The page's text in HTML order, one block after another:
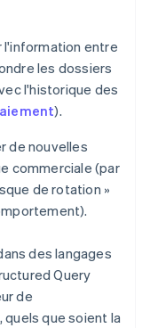
l'information entre
les dossiers
l'historique des
).
de nouvelles
commerciale (par
de rotation »
des langages
Query
de
que soient la